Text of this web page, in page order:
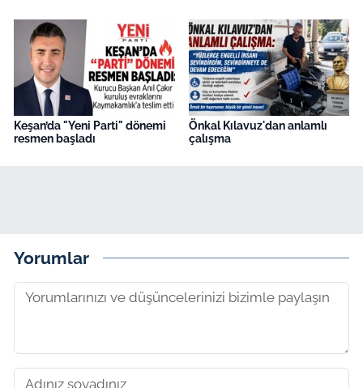
Keşan’da "Yeni Parti" dönemi
resmen başladı
Önkal Kılavuz'dan anlamlı
çalışma
Yorumlar